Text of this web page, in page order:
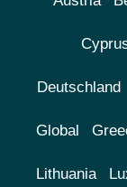
Deutschland
Global
Lithuania